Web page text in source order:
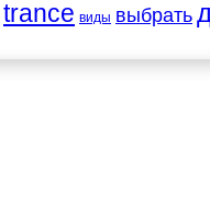
trance виды выбрать